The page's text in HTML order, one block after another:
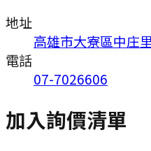
地址
高雄市大寮區中庄
電話
07-7026606
加入詢價清單